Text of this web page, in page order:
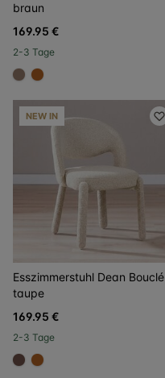
braun
169.95 €
2-3 Tage
#967b6a
#b06023
NEW IN
Esszimmerstuhl Dean Bouclé
taupe
169.95 €
2-3 Tage
#6e5148
#b06023